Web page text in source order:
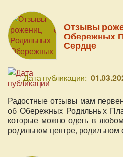
Отзывы
Обережных
Сердце
Дата публикации:
Радостные отзывы мам
об Обережных Родильных
которые можно одеть в
родильном центре, родильном